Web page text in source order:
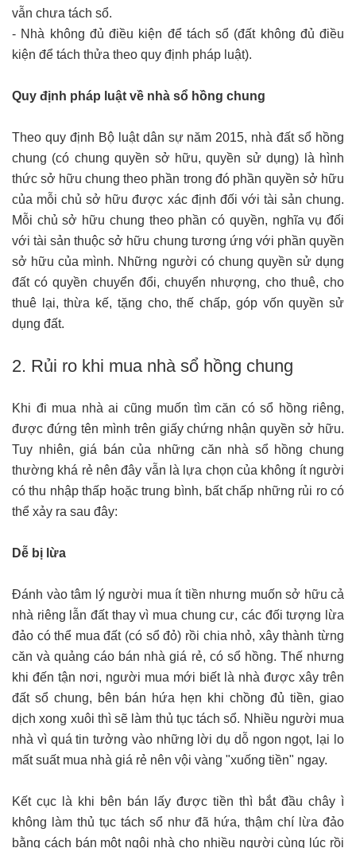
vẫn chưa tách sổ.
- Nhà không đủ điều kiện để tách sổ (đất không đủ điều
kiện để tách thửa theo quy định pháp luật).
Quy định pháp luật về nhà sổ hồng chung
Theo quy định Bộ luật dân sự năm 2015, nhà đất sổ hồng
chung (có chung quyền sở hữu, quyền sử dụng) là hình
thức sở hữu chung theo phần trong đó phần quyền sở hữu
của mỗi chủ sở hữu được xác định đối với tài sản chung.
Mỗi chủ sở hữu chung theo phần có quyền, nghĩa vụ đối
với tài sản thuộc sở hữu chung tương ứng với phần quyền
sở hữu của mình. Những người có chung quyền sử dụng
đất có quyền chuyển đổi, chuyển nhượng, cho thuê, cho
thuê lại, thừa kế, tặng cho, thế chấp, góp vốn quyền sử
dụng đất.
2. Rủi ro khi mua nhà sổ hồng chung
Khi đi mua nhà ai cũng muốn tìm căn có sổ hồng riêng,
được đứng tên mình trên giấy chứng nhận quyền sở hữu.
Tuy nhiên, giá bán của những căn nhà sổ hồng chung
thường khá rẻ nên đây vẫn là lựa chọn của không ít người
có thu nhập thấp hoặc trung bình, bất chấp những rủi ro có
thể xảy ra sau đây:
Dễ bị lừa
Đánh vào tâm lý người mua ít tiền nhưng muốn sở hữu cả
nhà riêng lẫn đất thay vì mua chung cư, các đối tượng lừa
đảo có thể mua đất (có sổ đỏ) rồi chia nhỏ, xây thành từng
căn và quảng cáo bán nhà giá rẻ, có sổ hồng. Thế nhưng
khi đến tận nơi, người mua mới biết là nhà được xây trên
đất sổ chung, bên bán hứa hẹn khi chồng đủ tiền, giao
dịch xong xuôi thì sẽ làm thủ tục tách sổ. Nhiều người mua
nhà vì quá tin tưởng vào những lời dụ dỗ ngon ngọt, lại lo
mất suất mua nhà giá rẻ nên vội vàng "xuống tiền" ngay.
Kết cục là khi bên bán lấy được tiền thì bắt đầu chây ì
không làm thủ tục tách sổ như đã hứa, thậm chí lừa đảo
bằng cách bán một ngôi nhà cho nhiều người cùng lúc rồi